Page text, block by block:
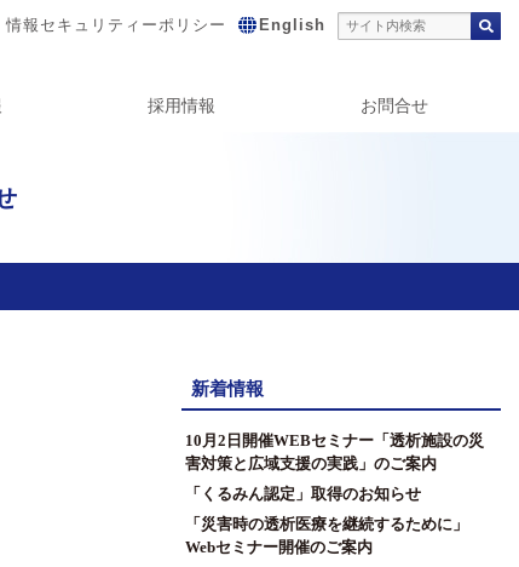
情報セキュリティーポリシー English
採用情報 お問合せ
新着情報
10月2日開催WEBセミナー「透析施設の災
害対策と広域支援の実践」のご案内
「くるみん認定」取得のお知らせ
「災害時の透析医療を継続するために」
Webセミナー開催のご案内